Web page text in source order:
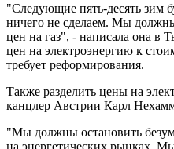
"Следующие пять-десять зим
ничего не сделаем. Мы
цен на газ", - написала она в
цен на электроэнергию к
требует реформирования.
Также разделить цены на
канцлер Австрии Карл
"Мы должны остановить
на энергетических рынках.